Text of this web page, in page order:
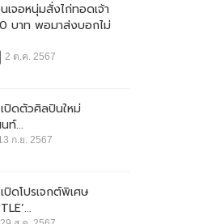
2 ต.ค. 2567
13 ก.ย. 2567
29 ส.ค. 2567